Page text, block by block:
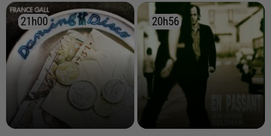
21h00
21h00 20h56
20h56